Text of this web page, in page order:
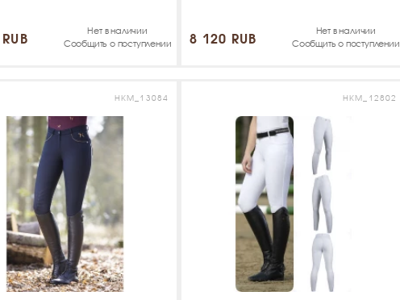
Нет в наличии
Сообщить о поступлении
8 120 RUB
Нет в наличии
Сообщить о поступлении
HKM_13084 HKM_12802